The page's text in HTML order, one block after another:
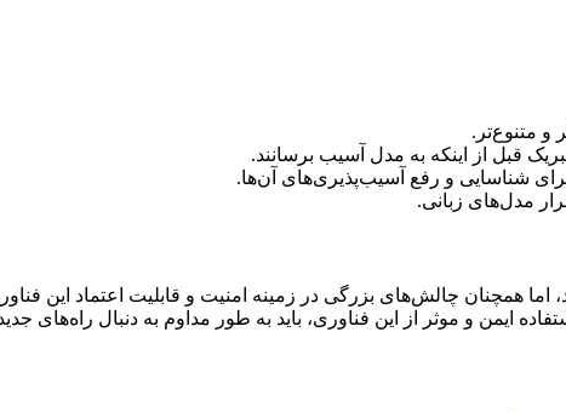
و متنوع‌تر.
قبل از اینکه به مدل آسیب برسانند.
شناسایی و رفع آسیب‌پذیری‌های آن‌ها.
مدل‌های زبانی.
اما همچنان چالش‌های بزرگی در زمینه امنیت و قابلیت اعتماد
و موثر از این فناوری، باید به طور مداوم به دنبال راه‌های